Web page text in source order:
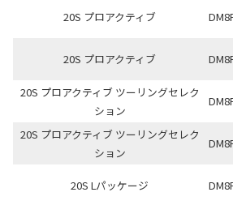
20S プロアクティブ
20S プロアクティブ
20S プロアクティブ ツーリングセレク
ション
20S プロアクティブ ツーリングセレク
ション
20S Lパッケージ